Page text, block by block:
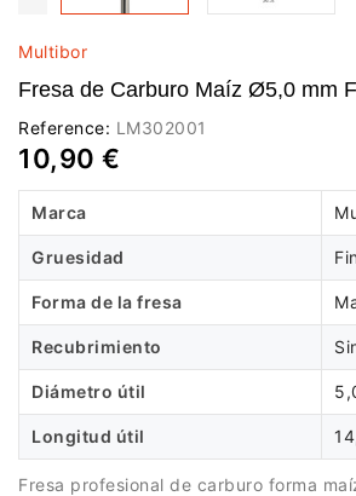
Multibor
Fresa de Carburo Maíz Ø5,0 mm
Reference: LM302001
10,90 €
Marca
Gruesidad
Forma de la fresa
Recubrimiento
Diámetro útil
Longitud útil
Fresa profesional de carburo forma